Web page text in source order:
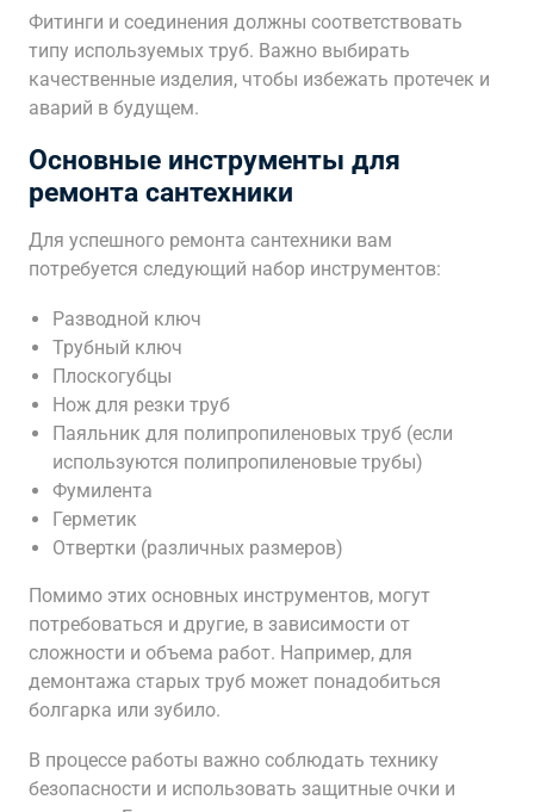
Фитинги и соединения должны соответствовать
типу используемых труб. Важно выбирать
качественные изделия, чтобы избежать протечек и
аварий в будущем.
Основные инструменты для
ремонта сантехники
Для успешного ремонта сантехники вам
потребуется следующий набор инструментов:
Разводной ключ
Трубный ключ
Плоскогубцы
Нож для резки труб
Паяльник для полипропиленовых труб (если
используются полипропиленовые трубы)
Фумилента
Герметик
Отвертки (различных размеров)
Помимо этих основных инструментов, могут
потребоваться и другие, в зависимости от
сложности и объема работ. Например, для
демонтажа старых труб может понадобиться
болгарка или зубило.
В процессе работы важно соблюдать технику
безопасности и использовать защитные очки и